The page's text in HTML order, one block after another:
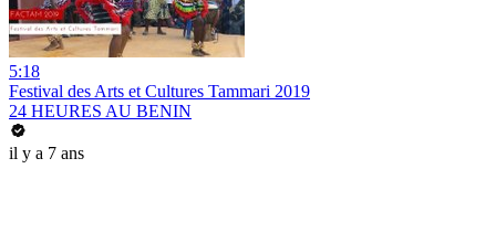
5:18
Festival des Arts et Cultures Tammari 2019
24 HEURES AU BENIN
il y a 7 ans